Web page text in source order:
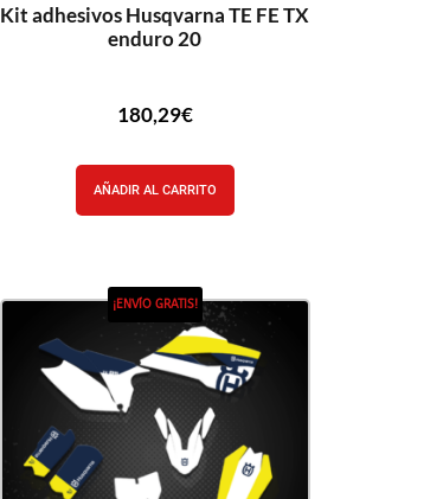
Kit adhesivos Husqvarna TE FE TX
enduro 20
180,29€
AÑADIR AL CARRITO
¡ENVÍO GRATIS!